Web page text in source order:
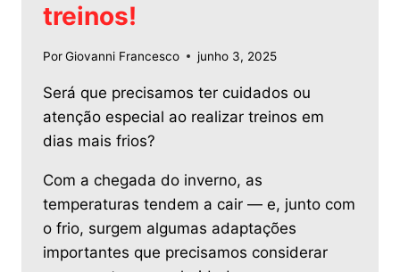
treinos!
PorGiovanni Francesco junho 3, 2025
Será que precisamos ter cuidados ou
atenção especial ao realizar treinos em
dias mais frios?
Com a chegada do inverno, as
temperaturas tendem a cair — e, junto com
o frio, surgem algumas adaptações
importantes que precisamos considerar